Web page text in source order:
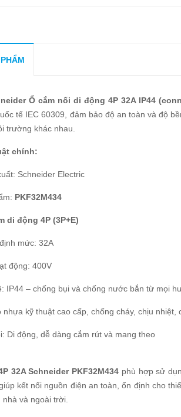
Ổ cắm nối di động 4P 32A IP44
tế IEC 60309, đảm bảo độ an toàn và độ
trường khác nhau.
chính:
Schneider Electric
PKF32M434
di động 4P (3P+E)
mức: 32A
động: 400V
IP44 – chống bụi và chống nước bắn từ mọi
nhựa kỹ thuật cao cấp, chống cháy, chịu nhiệt,
Di động, dễ dàng cắm rút và mang theo
32A Schneider PKF32M434 phù hợp sử
kết nối nguồn điện an toàn, ổn định cho
và ngoài trời.